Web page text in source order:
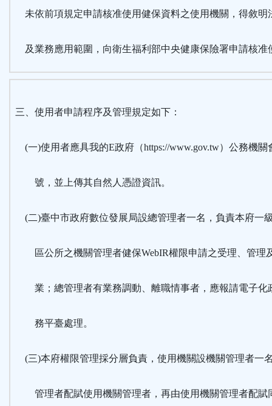
未依前項規定申請核准使用健保資料之使用機關，得敘明
及業務應用範圍，向衛生福利部中央健康保險署申請核准
三、使用者申請程序及管理規定如下：
(一)使用者應具我的E政府（https://www.gov.tw）公務機關
號，並上傳其自然人憑證資訊。
(二)臺中市政府數位發展局設總管理者一名，負責本府一
區公所之機關管理者健保WebIR權限申請之受理、管理
業；總管理者有業務調動、離職情事者，應報請電子化
務平臺處理。
(三)本府權限管理採分層負責，使用機關設機關管理者一
管理者配賦使用機關管理者，再由使用機關管理者配賦